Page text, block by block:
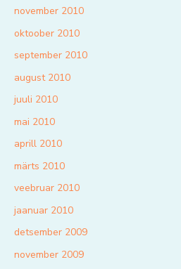
november 2010
oktoober 2010
september 2010
august 2010
juuli 2010
mai 2010
aprill 2010
märts 2010
veebruar 2010
jaanuar 2010
detsember 2009
november 2009